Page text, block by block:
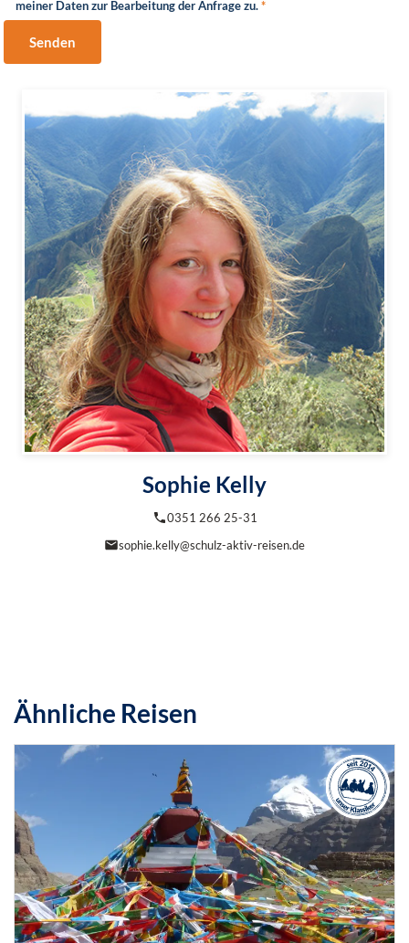
meiner Daten zur Bearbeitung der Anfrage zu.*
Senden
Sophie Kelly
0351 266 25-31
sophie.kelly@schulz-aktiv-reisen.de
Ähnliche Reisen